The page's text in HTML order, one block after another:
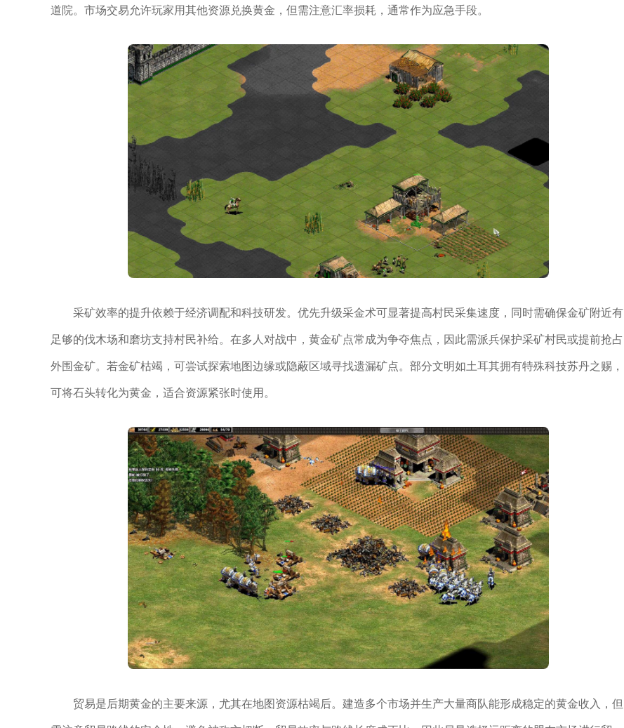
道院。市场交易允许玩家用其他资源兑换黄金，但需注意汇率损耗，通常作为应急手段。
采矿效率的提升依赖于经济调配和科技研发。优先升级采金术可显著提高村民采集速度，同时需确保金矿附近有
足够的伐木场和磨坊支持村民补给。在多人对战中，黄金矿点常成为争夺焦点，因此需派兵保护采矿村民或提前抢占
外围金矿。若金矿枯竭，可尝试探索地图边缘或隐蔽区域寻找遗漏矿点。部分文明如土耳其拥有特殊科技苏丹之赐，
可将石头转化为黄金，适合资源紧张时使用。
贸易是后期黄金的主要来源，尤其在地图资源枯竭后。建造多个市场并生产大量商队能形成稳定的黄金收入，但